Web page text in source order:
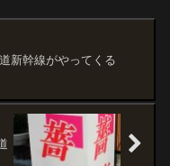
薄い文字が残る建物。
新幹線がやってくる